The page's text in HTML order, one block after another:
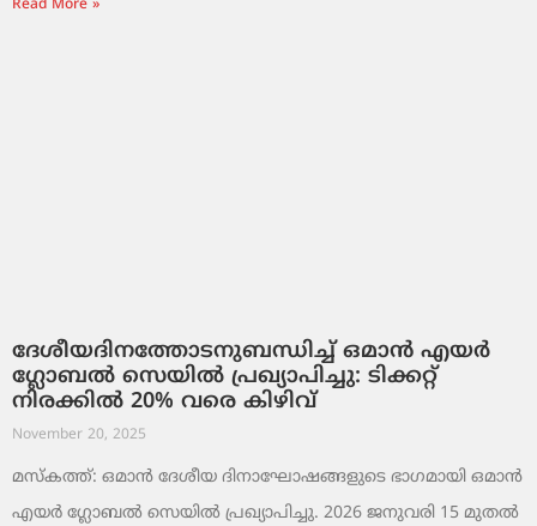
Read More »
ദേശീയദിനത്തോടനുബന്ധിച്ച് ഒമാൻ എയർ
ഗ്ലോബൽ സെയിൽ പ്രഖ്യാപിച്ചു: ടിക്കറ്റ്
നിരക്കിൽ 20% വരെ കിഴിവ്
November 20, 2025
മസ്‌കത്ത്: ഒമാൻ ദേശീയ ദിനാഘോഷങ്ങളുടെ ഭാഗമായി ഒമാൻ
എയർ ഗ്ലോബൽ സെയിൽ പ്രഖ്യാപിച്ചു. 2026 ജനുവരി 15 മുതൽ